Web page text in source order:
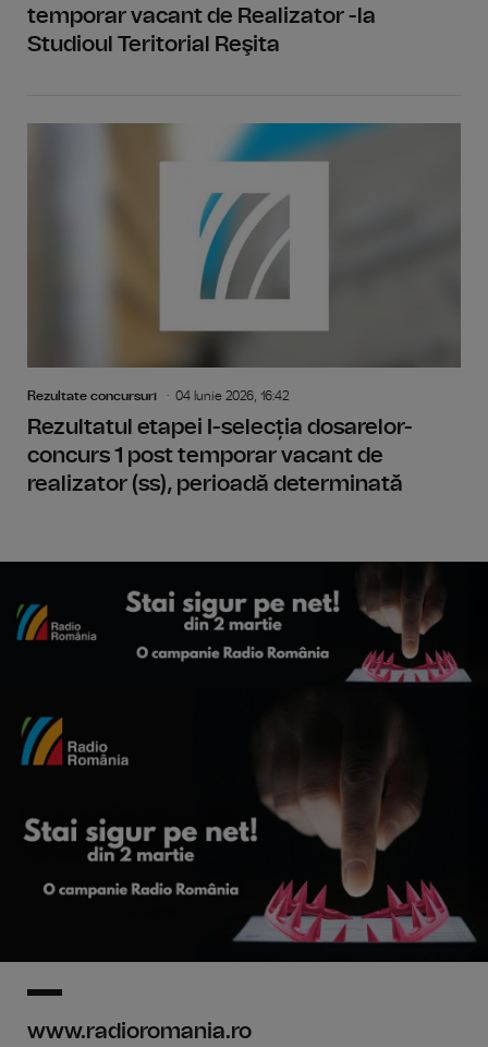
temporar vacant de Realizator -la
Studioul Teritorial Reşita
Rezultate concursuri 04 Iunie 2026, 16:42
Rezultatul etapei I-selecția dosarelor-
concurs 1 post temporar vacant de
realizator (ss), perioadă determinată
www.radioromania.ro